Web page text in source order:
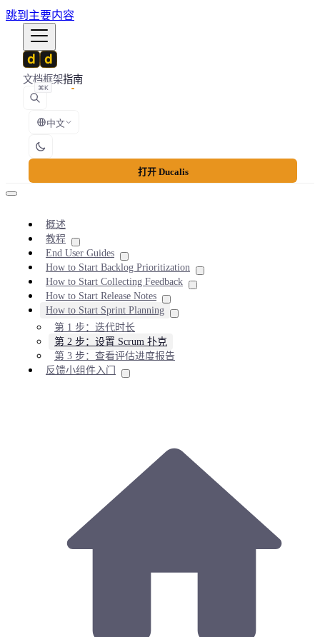
跳到主要内容
文档框架指南
⌘K
中文
打开 Ducalis
概述
教程
End User Guides
How to Start Backlog Prioritization
How to Start Collecting Feedback
How to Start Release Notes
How to Start Sprint Planning
第 1 步：迭代时长
第 2 步：设置 Scrum 扑克
第 3 步：查看评估进度报告
反馈小组件入门